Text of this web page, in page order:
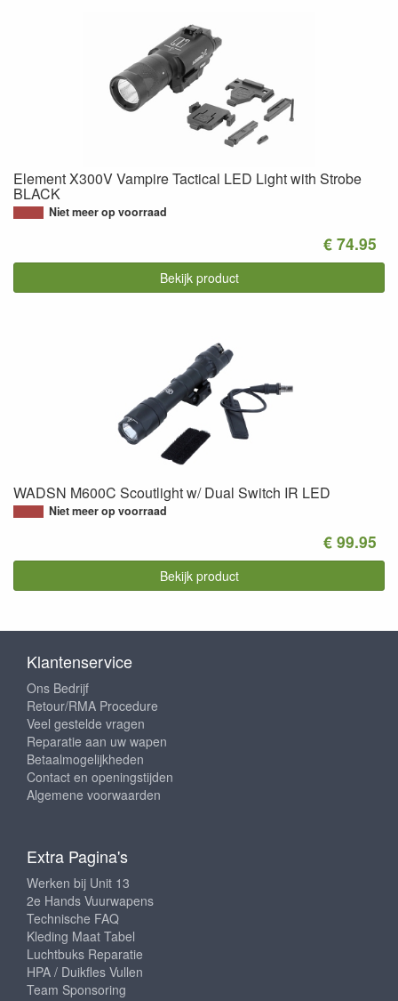
Element X300V Vampire Tactical LED Light with Strobe
BLACK
Niet meer op voorraad
€ 74.95
Bekijk product
WADSN M600C Scoutlight w/ Dual Switch IR LED
Niet meer op voorraad
€ 99.95
Bekijk product
Klantenservice
Ons Bedrijf
Retour/RMA Procedure
Veel gestelde vragen
Reparatie aan uw wapen
Betaalmogelijkheden
Contact en openingstijden
Algemene voorwaarden
Extra Pagina's
Werken bij Unit 13
2e Hands Vuurwapens
Technische FAQ
Kleding Maat Tabel
Luchtbuks Reparatie
HPA / Duikfles Vullen
Team Sponsoring